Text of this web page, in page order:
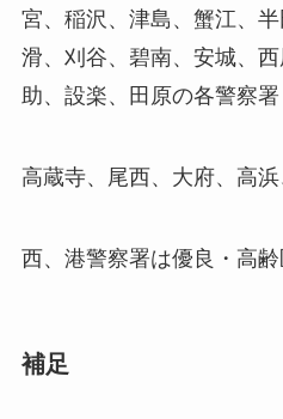
宮、稲沢、津島、蟹江、
滑、刈谷、碧南、安城、
助、設楽、田原の各警察署
高蔵寺、尾西、大府、高
西、港警察署は優良・高
補足